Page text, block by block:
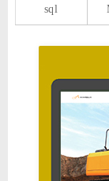
sql